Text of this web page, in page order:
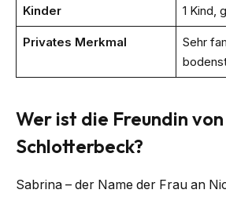
Kinder 1 Kind,
Privates Merkmal
Sehr
Wer ist die Freundin
Schlotterbeck?
Sabrina – der Name der Frau an